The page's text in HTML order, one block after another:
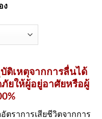
ง
ติเหตุจากการลื่นได้
ยให้ผู้อยู่อาศัยหรือผู้
ตราการเสียชีวิตจากการ